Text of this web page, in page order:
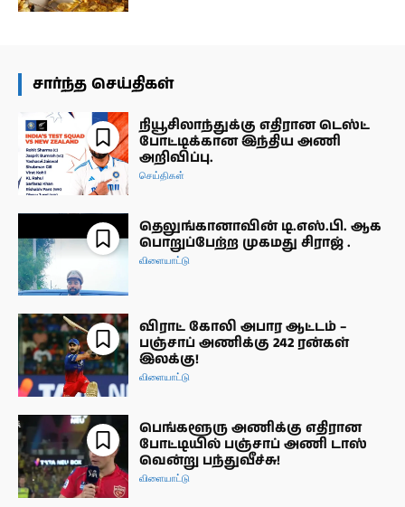
சார்ந்த செய்திகள்
நியூசிலாந்துக்கு எதிரான டெஸ்ட்
போட்டிக்கான இந்திய அணி
அறிவிப்பு.
செய்திகள்
தெலுங்கானாவின் டி.எஸ்.பி. ஆக
பொறுப்பேற்ற முகமது சிராஜ் .
விளையாட்டு
விராட் கோலி அபார ஆட்டம் –
பஞ்சாப் அணிக்கு 242 ரன்கள்
இலக்கு!
விளையாட்டு
பெங்களூரு அணிக்கு எதிரான
போட்டியில் பஞ்சாப் அணி டாஸ்
வென்று பந்துவீச்சு!
விளையாட்டு